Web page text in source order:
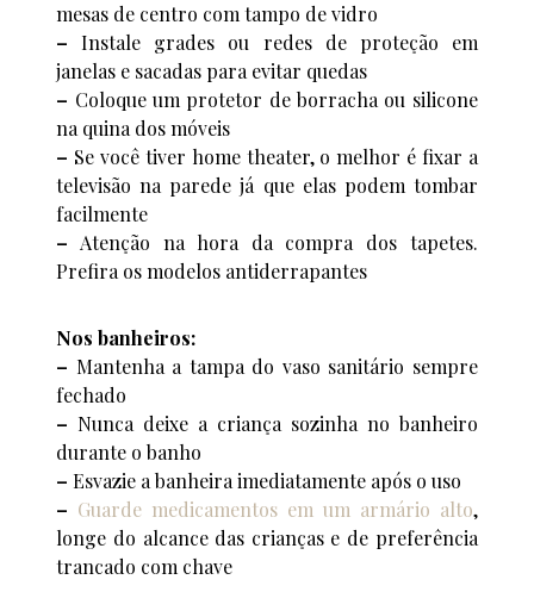
mesas de centro com tampo de vidro
– Instale grades ou redes de proteção em
janelas e sacadas para evitar quedas
– Coloque um protetor de borracha ou silicone
na quina dos móveis
– Se você tiver home theater, o melhor é fixar a
televisão na parede já que elas podem tombar
facilmente
– Atenção na hora da compra dos tapetes.
Prefira os modelos antiderrapantes
Nos banheiros:
– Mantenha a tampa do vaso sanitário sempre
fechado
– Nunca deixe a criança sozinha no banheiro
durante o banho
– Esvazie a banheira imediatamente após o uso
– Guarde medicamentos em um armário alto,
longe do alcance das crianças e de preferência
trancado com chave